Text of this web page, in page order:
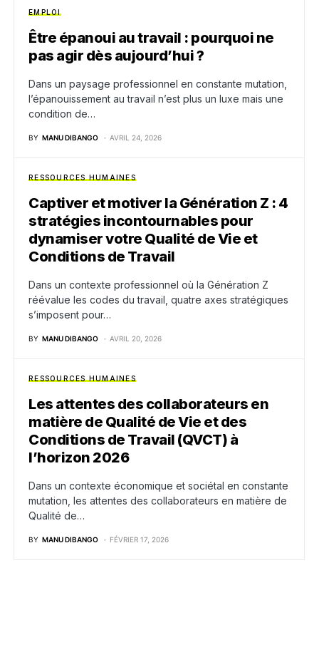
EMPLOI
Être épanoui au travail : pourquoi ne
pas agir dès aujourd’hui ?
Dans un paysage professionnel en constante mutation,
l’épanouissement au travail n’est plus un luxe mais une
condition de…
BY MANU DIBANGO AVRIL 24, 2026
RESSOURCES HUMAINES
Captiver et motiver la Génération Z : 4
stratégies incontournables pour
dynamiser votre Qualité de Vie et
Conditions de Travail
Dans un contexte professionnel où la Génération Z
réévalue les codes du travail, quatre axes stratégiques
s’imposent pour…
BY MANU DIBANGO AVRIL 20, 2026
RESSOURCES HUMAINES
Les attentes des collaborateurs en
matière de Qualité de Vie et des
Conditions de Travail (QVCT) à
l’horizon 2026
Dans un contexte économique et sociétal en constante
mutation, les attentes des collaborateurs en matière de
Qualité de…
BY MANU DIBANGO FÉVRIER 17, 2026